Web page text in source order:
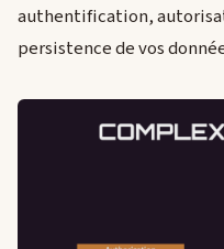
authentification,
persistence de vos